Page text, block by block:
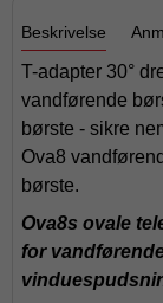
Beskrivelse
T-adapter 30°
vandførende
børste - sikre
Ova8
børste.
Ova8s ovale
for